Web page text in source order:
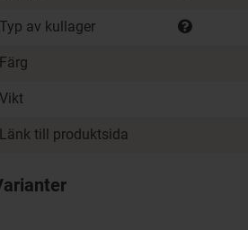
Typ av kullager
Färg
Vikt
Länk till produktsida